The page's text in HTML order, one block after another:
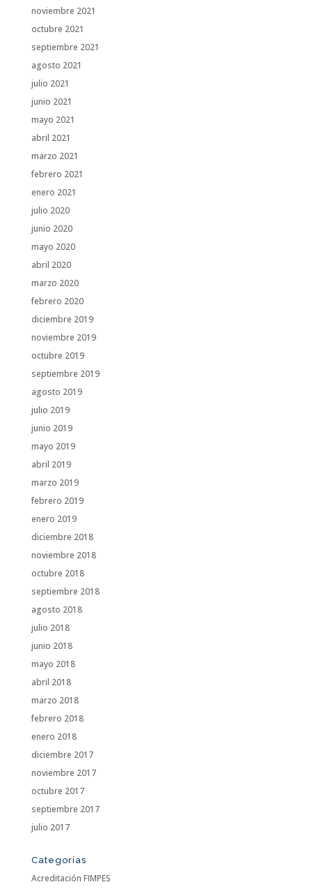
noviembre 2021
octubre 2021
septiembre 2021
agosto 2021
julio 2021
junio 2021
mayo 2021
abril 2021
marzo 2021
febrero 2021
enero 2021
julio 2020
junio 2020
mayo 2020
abril 2020
marzo 2020
febrero 2020
diciembre 2019
noviembre 2019
octubre 2019
septiembre 2019
agosto 2019
julio 2019
junio 2019
mayo 2019
abril 2019
marzo 2019
febrero 2019
enero 2019
diciembre 2018
noviembre 2018
octubre 2018
septiembre 2018
agosto 2018
julio 2018
junio 2018
mayo 2018
abril 2018
marzo 2018
febrero 2018
enero 2018
diciembre 2017
noviembre 2017
octubre 2017
septiembre 2017
julio 2017
Categorías
Acreditación FIMPES